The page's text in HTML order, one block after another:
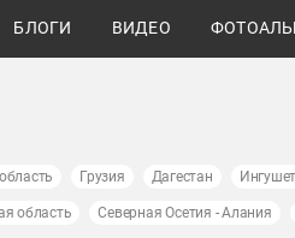
БЛОГИ ВИДЕО
Грузия Дагестан
область Северная Осетия - Алания